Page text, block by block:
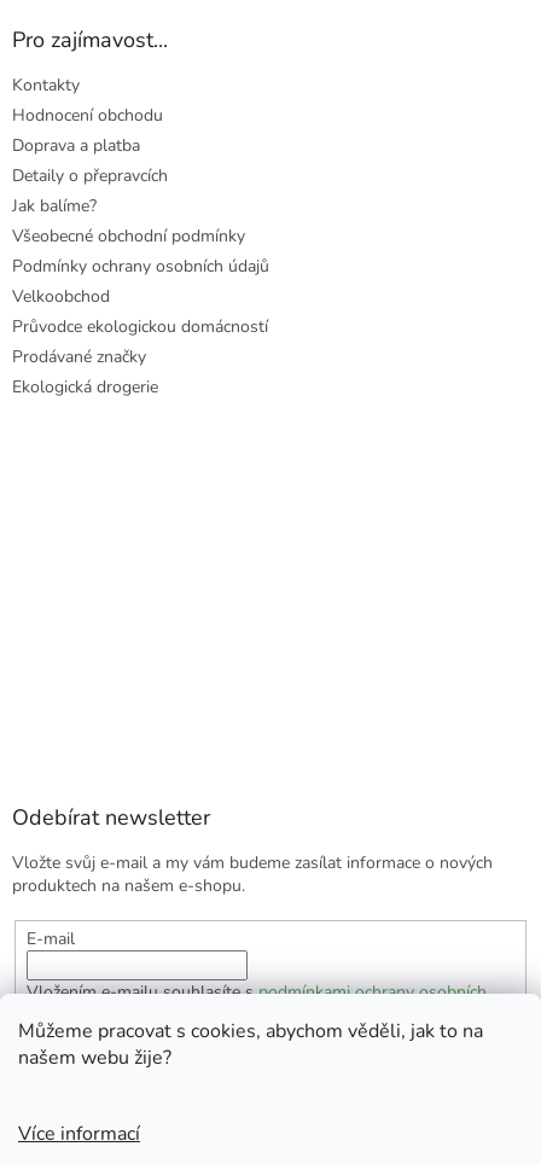
Můžeme pracovat s cookies, abychom věděli, jak to na
našem webu žije?
Více informací
Pro zajímavost...
Kontakty
Hodnocení obchodu
Doprava a platba
Detaily o přepravcích
Jak balíme?
Všeobecné obchodní podmínky
Podmínky ochrany osobních údajů
Velkoobchod
Průvodce ekologickou domácností
Prodávané značky
Ekologická drogerie
Odebírat newsletter
Vložte svůj e-mail a my vám budeme zasílat informace o nových
produktech na našem e-shopu.
E-mail
Vložením e-mailu souhlasíte spodmínkami ochrany osobních
PŘIHLÁSIT SE